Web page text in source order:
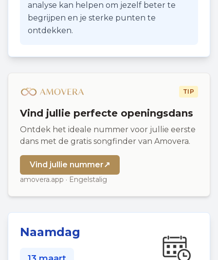
analyse kan helpen om jezelf beter te
begrijpen en je sterke punten te
ontdekken.
TIP
Vind jullie perfecte openingsdans
Ontdek het ideale nummer voor jullie eerste
dans met de gratis songfinder van Amovera.
Vind jullie nummer↗
amovera.app · Engelstalig
Naamdag